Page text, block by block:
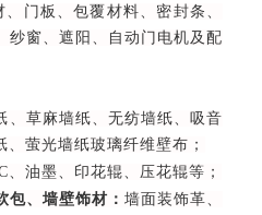
、门板、包覆材料、密封条、
纱窗、遮阳、自动门电机及配
、草麻墙纸、无纺墙纸、吸音
萤光墙纸玻璃纤维壁布；
、油墨、印花辊、压花辊等；
包、墙壁饰材： 墙面装饰革、